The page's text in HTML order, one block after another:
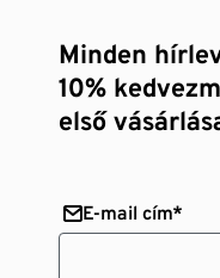
Minden
10%
első
E-mail cím*